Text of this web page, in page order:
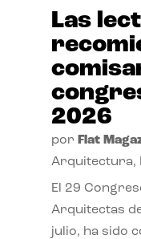
Las
2026
por Flat
Arquitectura,
El 29
Arquitectas
julio, ha sido